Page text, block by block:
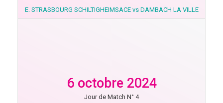
E. STRASBOURG SCHILTIGHEIMSACE vs DAMBACH LA VILLE
6 octobre 2024
Jour de Match N° 4